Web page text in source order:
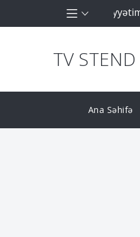
şirkəti olaraq fəaliyyətimizin
TV
Ana Səhifə